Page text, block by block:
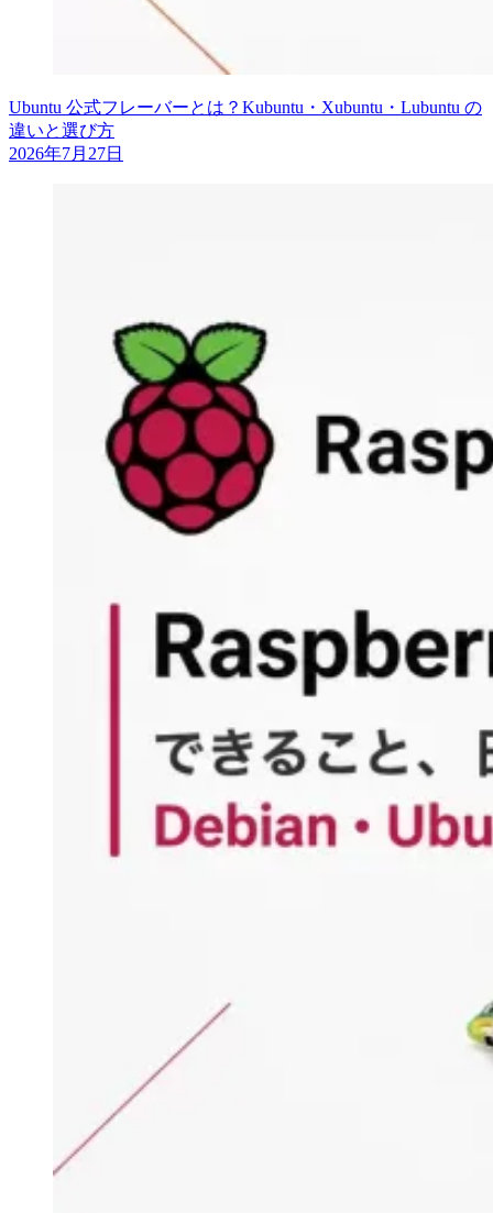
Ubuntu 公式フレーバーとは？Kubuntu・Xubuntu・Lubuntu の
違いと選び方
2026年7月27日